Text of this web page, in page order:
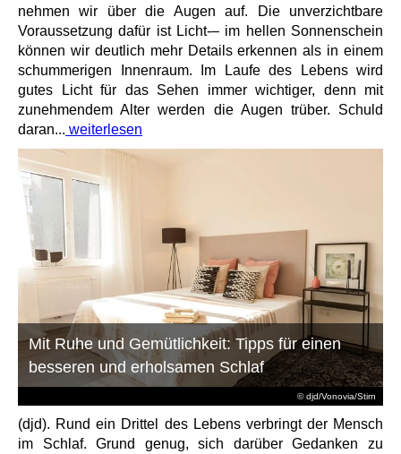
nehmen wir über die Augen auf. Die unverzichtbare
Voraussetzung dafür ist Licht-– im hellen Sonnenschein
können wir deutlich mehr Details erkennen als in einem
schummerigen Innenraum. Im Laufe des Lebens wird
gutes Licht für das Sehen immer wichtiger, denn mit
zunehmendem Alter werden die Augen trüber. Schuld
daran... weiterlesen
© djd/Vonovia/Stirn
Mit Ruhe und Gemütlichkeit: Tipps für einen
besseren und erholsamen Schlaf
(djd). Rund ein Drittel des Lebens verbringt der Mensch
im Schlaf. Grund genug, sich darüber Gedanken zu